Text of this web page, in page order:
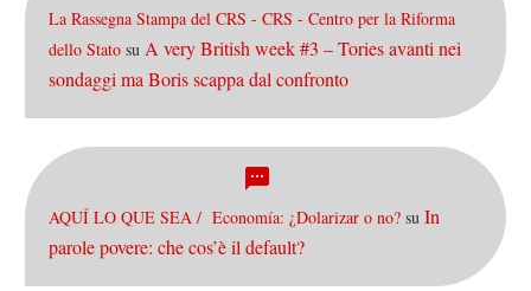
La Rassegna Stampa del CRS - CRS - Centro per la Riforma
dello Stato su A very British week #3 – Tories avanti nei
sondaggi ma Boris scappa dal confronto
AQUÍ LO QUE SEA / Economía: ¿Dolarizar o no? su In
parole povere: che cos’è il default?